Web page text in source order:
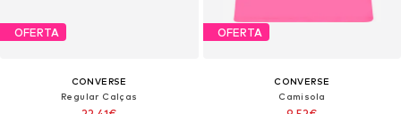
OFERTA
CONVERSE
Regular Calças
OFERTA
CONVERSE
Camisola